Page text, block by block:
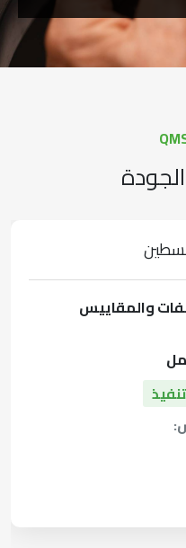
والمقاييس